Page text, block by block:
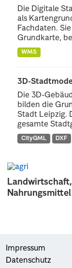
Nahrungsmittel
Die Digitale
als
Fachdaten.
Grundkarte,
WMS
3D-
Die 3D-
bilden die
Stadt Leipzig.
gesamte
CityGML DXF
Impressum
Datenschutz